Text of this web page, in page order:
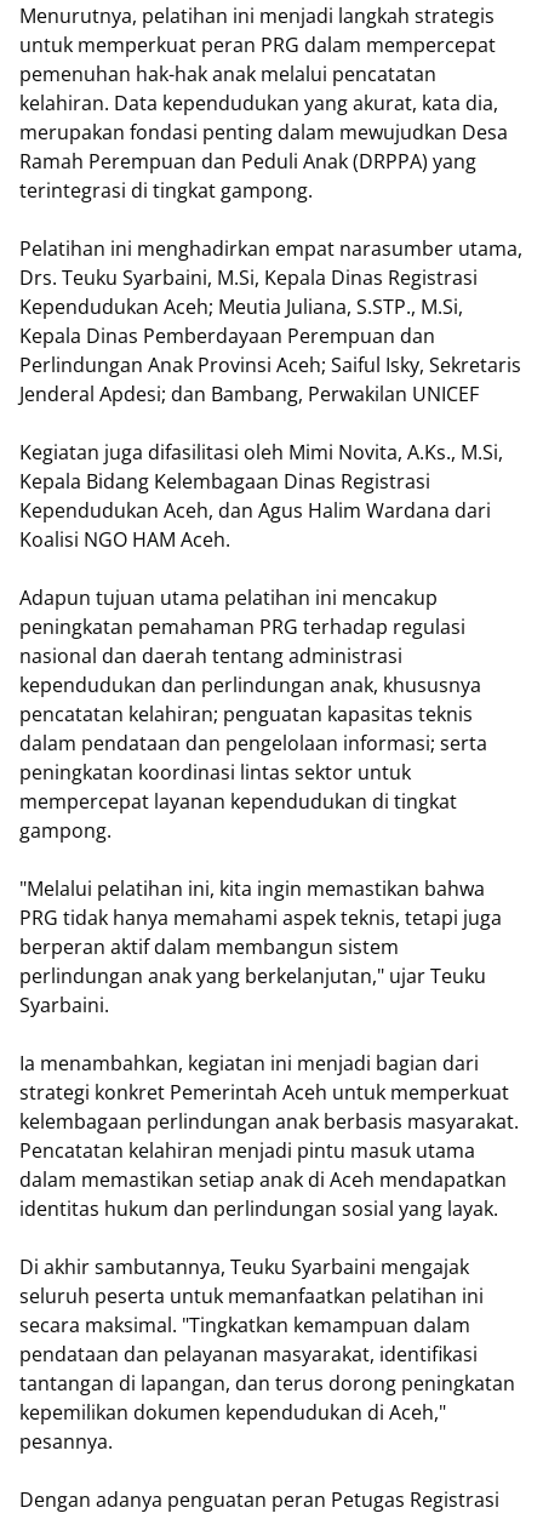
Menurutnya, pelatihan ini menjadi langkah strategis
untuk memperkuat peran PRG dalam mempercepat
pemenuhan hak-hak anak melalui pencatatan
kelahiran. Data kependudukan yang akurat, kata dia,
merupakan fondasi penting dalam mewujudkan Desa
Ramah Perempuan dan Peduli Anak (DRPPA) yang
terintegrasi di tingkat gampong.
Pelatihan ini menghadirkan empat narasumber utama,
Drs. Teuku Syarbaini, M.Si, Kepala Dinas Registrasi
Kependudukan Aceh; Meutia Juliana, S.STP., M.Si,
Kepala Dinas Pemberdayaan Perempuan dan
Perlindungan Anak Provinsi Aceh; Saiful Isky, Sekretaris
Jenderal Apdesi; dan Bambang, Perwakilan UNICEF
Kegiatan juga difasilitasi oleh Mimi Novita, A.Ks., M.Si,
Kepala Bidang Kelembagaan Dinas Registrasi
Kependudukan Aceh, dan Agus Halim Wardana dari
Koalisi NGO HAM Aceh.
Adapun tujuan utama pelatihan ini mencakup
peningkatan pemahaman PRG terhadap regulasi
nasional dan daerah tentang administrasi
kependudukan dan perlindungan anak, khususnya
pencatatan kelahiran; penguatan kapasitas teknis
dalam pendataan dan pengelolaan informasi; serta
peningkatan koordinasi lintas sektor untuk
mempercepat layanan kependudukan di tingkat
gampong.
"Melalui pelatihan ini, kita ingin memastikan bahwa
PRG tidak hanya memahami aspek teknis, tetapi juga
berperan aktif dalam membangun sistem
perlindungan anak yang berkelanjutan," ujar Teuku
Syarbaini.
Ia menambahkan, kegiatan ini menjadi bagian dari
strategi konkret Pemerintah Aceh untuk memperkuat
kelembagaan perlindungan anak berbasis masyarakat.
Pencatatan kelahiran menjadi pintu masuk utama
dalam memastikan setiap anak di Aceh mendapatkan
identitas hukum dan perlindungan sosial yang layak.
Di akhir sambutannya, Teuku Syarbaini mengajak
seluruh peserta untuk memanfaatkan pelatihan ini
secara maksimal. "Tingkatkan kemampuan dalam
pendataan dan pelayanan masyarakat, identifikasi
tantangan di lapangan, dan terus dorong peningkatan
kepemilikan dokumen kependudukan di Aceh,"
pesannya.
Dengan adanya penguatan peran Petugas Registrasi